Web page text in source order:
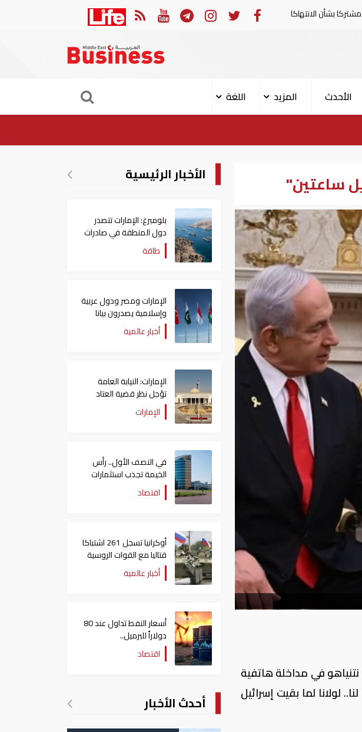
الإسرائيلية في غزة الإمارات: النيابة العامة تؤجل نظر قضية العتاد العسكري
الأحدث المزيد
اللغة
ساعتين"
نتنياهو في مداخلة هاتفية
لولانا لما بقيت إسرائيل
الأخبار الرئيسية
بلومبرغ: الإمارات تتصدر
دول المنطقة في صادرات
النفط عبر مضيق هرمز
طاقة
الإمارات ومصر ودول عربية
وإسلامية يصدرون بيانا
مشتركا بشأن الانتهاكات
الإسرائيلية في غزة
أخبار عالمية
الإمارات: النيابة العامة
تؤجل نظر قضية العتاد
العسكري للسودان
الإمارات
في النصف الأول.. رأس
الخيمة تجذب استثمارات
تتجاوز 771 مليون درهماقتصاد
أوكرانيا تسجل 261 اشتباكا
قتاليا مع القوات الروسية
أخبار عالمية
أسعار النفط تداول عند 80
دولاراً للبرميل..
وتراجع الأسهم الأمريكية
اقتصاد
أحدث الأخبار